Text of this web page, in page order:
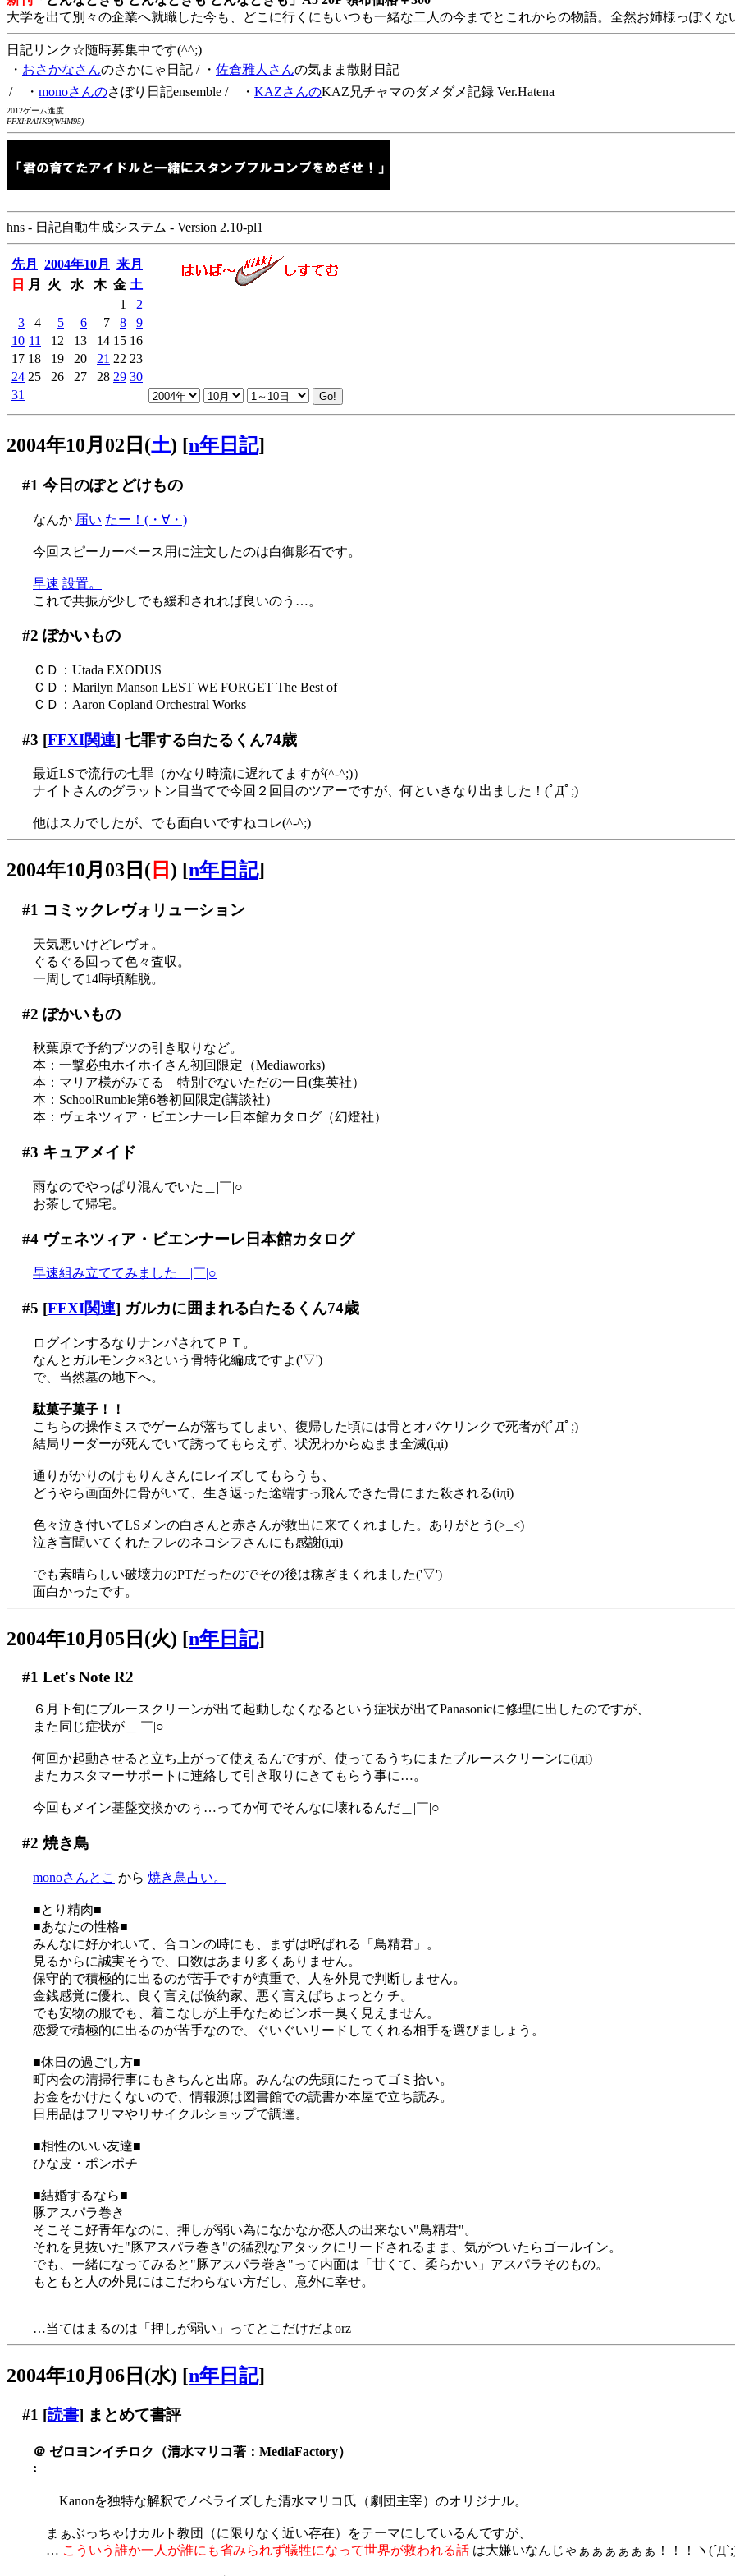
大学を出て別々の企業へ就職した今も、どこに行くにもいつも一緒な二人の今までとこれからの物語。全然お姉様っぽくな
日記リンク☆随時募集中です(^^;)
・ おさかなさんのさかにゃ日記 / ・ 佐倉雅人さんの気まま散財日記
/ ・ monoさんのさぼり日記ensemble / ・ KAZさんのKAZ兄チャマのダメダメ記録 Ver.Hatena
2012ゲーム進度
FFXI:RANK9(WHM95)
hns - 日記自動生成システム - Version 2.10-pl1
先月 2004年10月
来月
日
月 火 水 木 金 土
1
2
3
4 5 6 7 8
9
10 11 12 13 14 15 16
17 18 19 20 21 22 23
24 25 26 27 28 29 30
31
2004年10月02日(土) [n年日記]
#1 今日のぽとどけもの
なんか 届い たー！(・∀・)
今回スピーカーベース用に注文したのは白御影石です。
早速 設置。
これで共振が少しでも緩和されれば良いのう…。
#2 ぽかいもの
ＣＤ：Utada EXODUS
ＣＤ：Marilyn Manson LEST WE FORGET The Best of
ＣＤ：Aaron Copland Orchestral Works
#3 [FFXI関連] 七罪する白たるくん74歳
最近LSで流行の七罪（かなり時流に遅れてますが(^-^;)）
ナイトさんのグラットン目当てで今回２回目のツアーですが、何といきなり出ました！(ﾟДﾟ;)
他はスカでしたが、でも面白いですねコレ(^-^;)
2004年10月03日( 日 ) [n年日記]
#1 コミックレヴォリューション
天気悪いけどレヴォ。
ぐるぐる回って色々査収。
一周して14時頃離脱。
#2 ぽかいもの
秋葉原で予約ブツの引き取りなど。
本：一撃必虫ホイホイさん初回限定（Mediaworks)
本：マリア様がみてる 特別でないただの一日(集英社）
本：SchoolRumble第6巻初回限定(講談社）
本：ヴェネツィア・ビエンナーレ日本館カタログ（幻燈社）
#3 キュアメイド
雨なのでやっぱり混んでいた＿|￣|○
お茶して帰宅。
#4ヴェネツィア・ビエンナーレ日本館カタログ
早速組み立ててみました＿|￣|○
#5 [FFXI関連] ガルカに囲まれる白たるくん74歳
ログインするなりナンパされてＰＴ。
なんとガルモンク×3という骨特化編成ですよ('▽')
で、当然墓の地下へ。
駄菓子菓子！！
こちらの操作ミスでゲームが落ちてしまい、復帰した頃には骨とオバケリンクで死者が(ﾟДﾟ;)
結局リーダーが死んでいて誘ってもらえず、状況わからぬまま全滅(iдi)
通りがかりのけもりんさんにレイズしてもらうも、
どうやら画面外に骨がいて、生き返った途端すっ飛んできた骨にまた殺される(iдi)
色々泣き付いてLSメンの白さんと赤さんが救出に来てくれました。ありがとう(>_<)
泣き言聞いてくれたフレのネコシフさんにも感謝(iдi)
でも素晴らしい破壊力のPTだったのでその後は稼ぎまくれました('▽')
面白かったです。
2004年10月05日(火) [n年日記]
#1 Let's Note R2
６月下旬にブルースクリーンが出て起動しなくなるという症状が出てPanasonicに修理に出したのですが、
また同じ症状が＿|￣|○
何回か起動させると立ち上がって使えるんですが、使ってるうちにまたブルースクリーンに(iдi)
またカスタマーサポートに連絡して引き取りにきてもらう事に…。
今回もメイン基盤交換かのぅ…ってか何でそんなに壊れるんだ＿|￣|○
#2 焼き鳥
monoさんとこ から 焼き鳥占い。
■とり精肉■
■あなたの性格■
みんなに好かれいて、合コンの時にも、まずは呼ばれる「鳥精君」。
見るからに誠実そうで、口数はあまり多くありません。
保守的で積極的に出るのが苦手ですが慎重で、人を外見で判断しません。
金銭感覚に優れ、良く言えば倹約家、悪く言えばちょっとケチ。
でも安物の服でも、着こなしが上手なためビンボー臭く見えません。
恋愛で積極的に出るのが苦手なので、ぐいぐいリードしてくれる相手を選びましょう。
■休日の過ごし方■
町内会の清掃行事にもきちんと出席。みんなの先頭にたってゴミ拾い。
お金をかけたくないので、情報源は図書館での読書か本屋で立ち読み。
日用品はフリマやリサイクルショップで調達。
■相性のいい友達■
ひな皮・ポンポチ
■結婚するなら■
豚アスパラ巻き
そこそこ好青年なのに、押しが弱い為になかなか恋人の出来ない"鳥精君"。
それを見抜いた"豚アスパラ巻き"の猛烈なアタックにリードされるまま、気がついたらゴールイン。
でも、一緒になってみると"豚アスパラ巻き"って内面は「甘くて、柔らかい」アスパラそのもの。
もともと人の外見にはこだわらない方だし、意外に幸せ。
…当てはまるのは「押しが弱い」ってとこだけだよorz
2004年10月06日(水) [n年日記]
#1 [読書] まとめて書評
＠ ゼロヨンイチロク（清水マリコ著：MediaFactory）
:
Kanonを独特な解釈でノベライズした清水マリコ氏（劇団主宰）のオリジナル。
まぁぶっちゃけカルト教団（に限りなく近い存在）をテーマにしているんですが、
… こういう誰か一人が誰にも省みられず犠牲になって世界が救われる話 は大嫌いなんじゃぁぁぁぁぁぁ！！！ヽ